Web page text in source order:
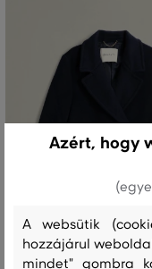
Azért, hogy
A websütik
hozzájárul
mindet" gombra